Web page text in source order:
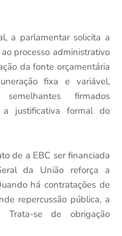
a parlamentar solicita a
processo administrativo
da fonte orçamentária
fixa e variável,
firmados
justificativa formal do
de a EBC ser financiada
da União reforça a
há contratações de
repercussão pública, a
Trata-se de obrigação